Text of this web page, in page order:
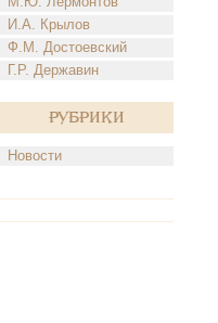
И.А. Крылов
Ф.М. Достоевский
Г.Р. Державин
Рубрики
Новости